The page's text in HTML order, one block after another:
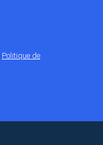
Politique de